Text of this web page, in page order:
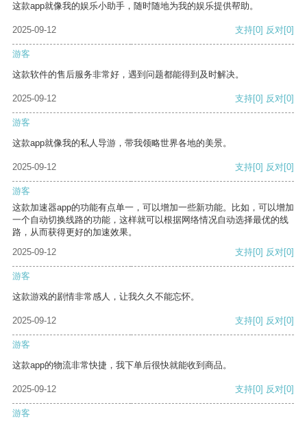
这款app就像我的娱乐小助手，随时随地为我的娱乐提供帮助。
2025-09-12 支持[0] 反对[0]
游客
这款软件的售后服务非常好，遇到问题都能得到及时解决。
2025-09-12 支持[0] 反对[0]
游客
这款app就像我的私人导游，带我领略世界各地的美景。
2025-09-12 支持[0] 反对[0]
游客
这款加速器app的功能有点单一，可以增加一些新功能。比如，可以增加
一个自动切换线路的功能，这样就可以根据网络情况自动选择最优的线
路，从而获得更好的加速效果。
2025-09-12
支持[0] 反对[0]
游客
这款游戏的剧情非常感人，让我久久不能忘怀。
2025-09-12 支持[0] 反对[0]
游客
这款app的物流非常快捷，我下单后很快就能收到商品。
2025-09-12 支持[0] 反对[0]
游客